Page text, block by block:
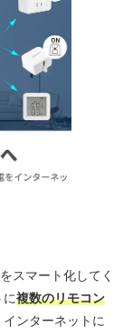
スマート化してく
複数のリモコン
ンターネットに